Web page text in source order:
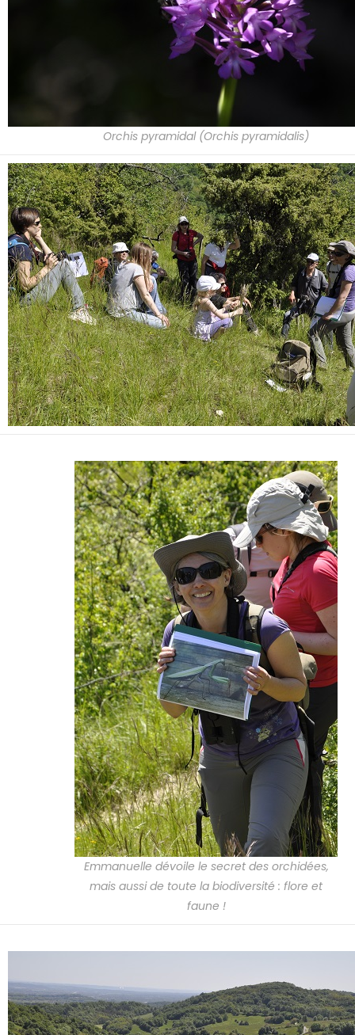
Orchis pyramidal (Orchis pyramidalis)
Emmanuelle dévoile le secret des orchidées,
mais aussi de toute la biodiversité : flore et
faune !